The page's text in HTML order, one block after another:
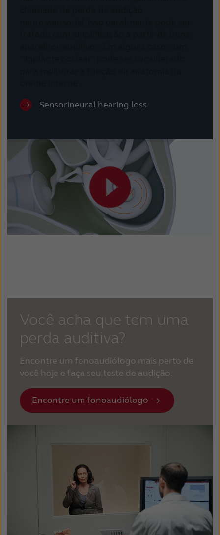
Sensorineural hearing loss
Você acha que tem uma
perda auditiva?
Encontre um fonoaudiólogo mais perto de
você hoje e faça seu teste de audição.
Encontre um fonoaudiólogo